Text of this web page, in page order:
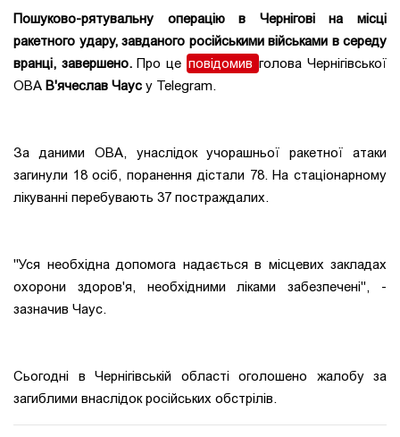
Пошуково-рятувальну операцію в Чернігові на місці
ракетного удару, завданого російськими військами в середу
вранці, завершено.Про це повідомив голова Чернігівської
ОВА В'ячеслав Чаус у Telegram.
За даними ОВА, унаслідок учорашньої ракетної атаки
загинули 18 осіб, поранення дістали 78. На стаціонарному
лікуванні перебувають 37 постраждалих.
"Уся необхідна допомога надається в місцевих закладах
охорони здоров'я, необхідними ліками забезпечені", -
зазначив Чаус.
Сьогодні в Чернігівській області оголошено жалобу за
загиблими внаслідок російських обстрілів.